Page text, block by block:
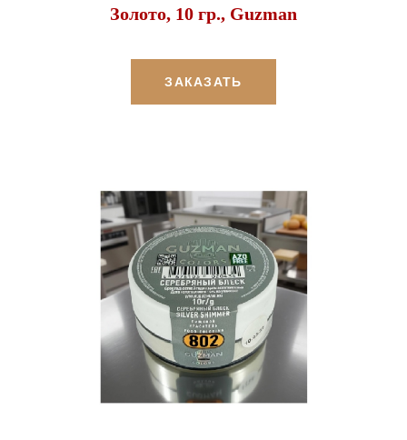
Золото, 10 гр., Guzman
ЗАКАЗАТЬ